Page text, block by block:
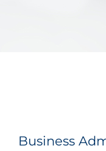
Business